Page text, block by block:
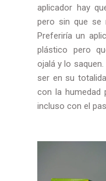
aplicador hay
pero sin que se
Preferiría un
plástico pero
ojalá y lo
ser en su
con la humedad
incluso con el